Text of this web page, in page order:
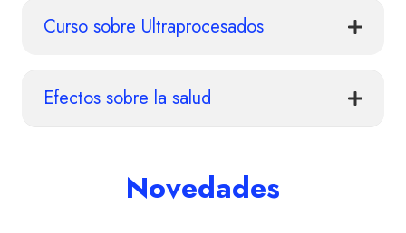
Curso sobre Ultraprocesados
Efectos sobre la salud
Novedades